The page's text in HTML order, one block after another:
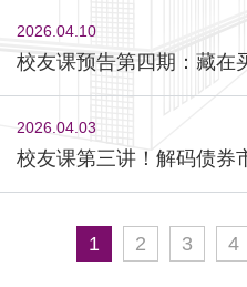
2026.04.10
校友课预告第四期：藏在
2026.04.03
校友课第三讲！解码债券
1 2 3 4